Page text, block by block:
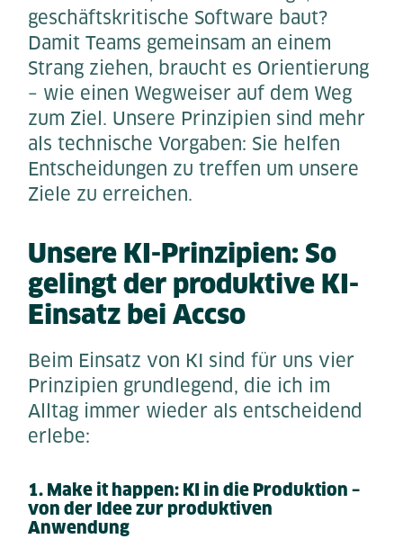
geschäftskritische Software baut?
Damit Teams gemeinsam an einem
Strang ziehen, braucht es Orientierung
– wie einen Wegweiser auf dem Weg
zum Ziel. Unsere Prinzipien sind mehr
als technische Vorgaben: Sie helfen
Entscheidungen zu treffen um unsere
Ziele zu erreichen.
Unsere KI-Prinzipien: So
gelingt der produktive KI-
Einsatz bei Accso
Beim Einsatz von KI sind für uns vier
Prinzipien grundlegend, die ich im
Alltag immer wieder als entscheidend
erlebe:
1. Make it happen: KI in die Produktion –
von der Idee zur produktiven
Anwendung